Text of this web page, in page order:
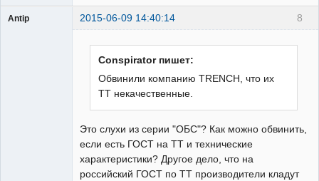
8
Antip 2015-06-09 14:40:14
Conspirator пишет:
Обвинили компанию TRENCH, что их
ТТ некачественные.
Это слухи из серии "ОБС"? Как можно обвинить,
если есть ГОСТ на ТТ и технические
характеристики? Другое дело, что на
российский ГОСТ по ТТ производители кладут